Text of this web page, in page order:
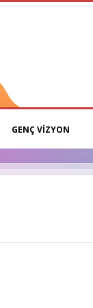
GENÇ VİZYON